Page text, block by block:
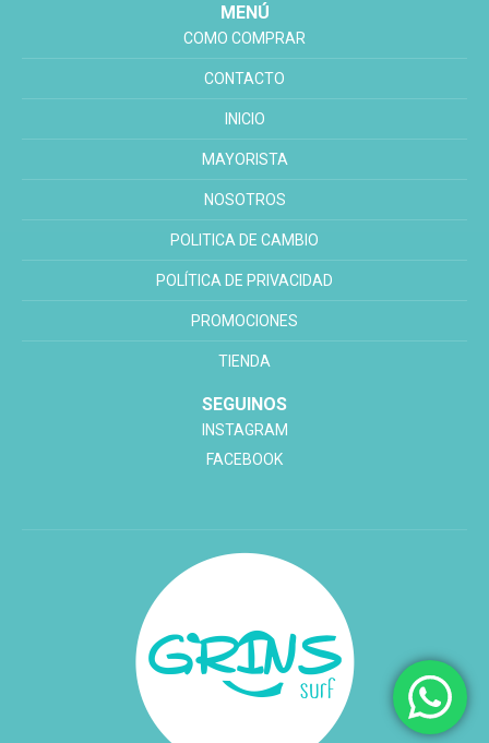
MENÚ
COMO COMPRAR
CONTACTO
INICIO
MAYORISTA
NOSOTROS
POLITICA DE CAMBIO
POLÍTICA DE PRIVACIDAD
PROMOCIONES
TIENDA
SEGUINOS
INSTAGRAM
FACEBOOK